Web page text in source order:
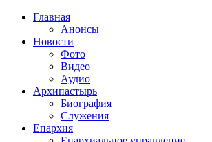
Главная
Анонсы
Новости
Фото
Видео
Аудио
Архипастырь
Биография
Служения
Епархия